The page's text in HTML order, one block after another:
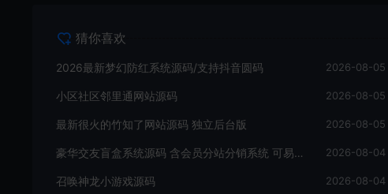
猜你喜欢
2026最新梦幻防红系统源码/支持抖音圆码 2026-08-05
小区社区邻里通网站源码 2026-08-05
最新很火的竹知了网站源码 独立后台版 2026-08-05
豪华交友盲盒系统源码 含会员分站分销系统 可易支付 2026-08-04
召唤神龙小游戏源码 2026-08-04